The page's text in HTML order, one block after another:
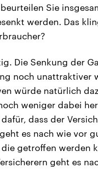
Sie
werden. Das
Die Senkung der
noch unattraktiver
würde natürlich
weniger dabei
dass der
es nach wie vor
getroffen werden
geht es